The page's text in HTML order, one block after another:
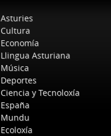
Asturies
Cultura
Economía
Llingua Asturiana
Música
Deportes
Ciencia y Tecnoloxía
España
Mundu
Ecoloxía